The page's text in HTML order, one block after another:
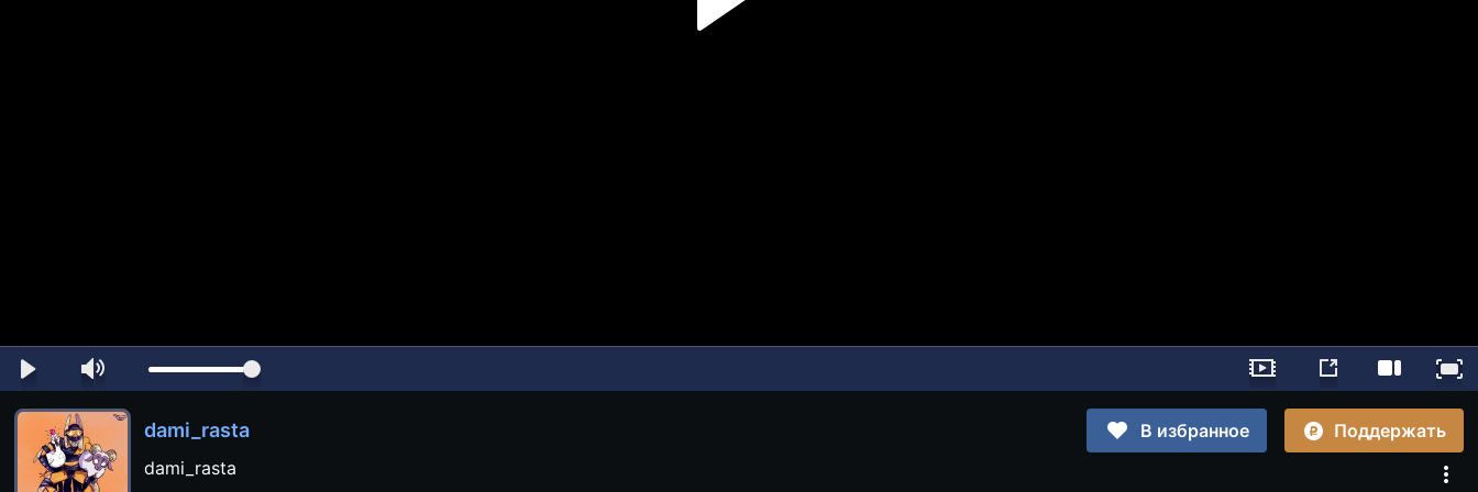
dami_rasta В избранное
Поддержать
dami_rasta